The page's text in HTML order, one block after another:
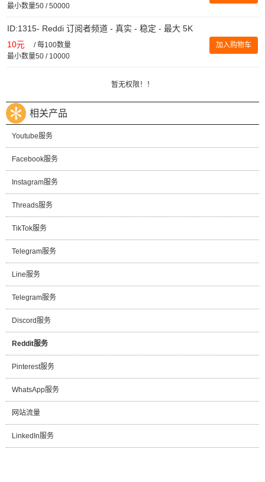
最小数量50 / 50000
ID:1315- Reddi 订阅者频道 - 真实 - 稳定 - 最大 5K
10元 /每100数量
最小数量50 / 10000
加入购物车
暂无权限！！
相关产品
Youtube服务
Facebook服务
Instagram服务
Threads服务
TikTok服务
Telegram服务
Line服务
Telegram服务
Discord服务
Reddit服务
Pinterest服务
WhatsApp服务
网站流量
LinkedIn服务